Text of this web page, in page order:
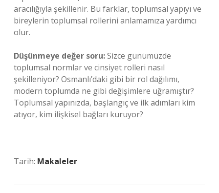
aracılığıyla şekillenir. Bu farklar, toplumsal yapıyı ve
bireylerin toplumsal rollerini anlamamıza yardımcı
olur.
Düşünmeye değer soru:Sizce günümüzde
toplumsal normlar ve cinsiyet rolleri nasıl
şekilleniyor? Osmanlı’daki gibi bir rol dağılımı,
modern toplumda ne gibi değişimlere uğramıştır?
Toplumsal yapınızda, başlangıç ve ilk adımları kim
atıyor, kim ilişkisel bağları kuruyor?
Tarih: Makaleler